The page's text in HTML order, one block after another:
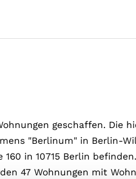
geschaffen. Die
"Berlinum" in Berlin-
in 10715 Berlin
47 Wohnungen mit